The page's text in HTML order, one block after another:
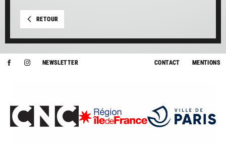
RETOUR
NEWSLETTER CONTACT MENTIONS